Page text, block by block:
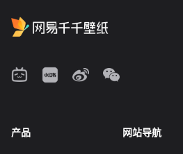
产品 网站导航